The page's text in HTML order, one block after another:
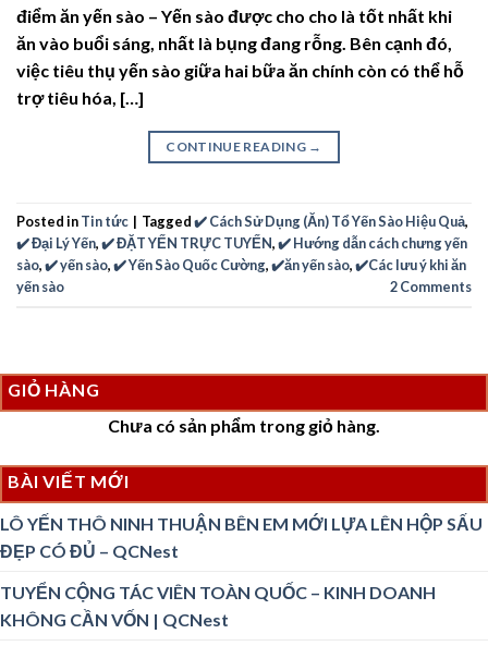
điểm ăn yến sào – Yến sào được cho cho là tốt nhất khi
ăn vào buổi sáng, nhất là bụng đang rỗng. Bên cạnh đó,
việc tiêu thụ yến sào giữa hai bữa ăn chính còn có thể hỗ
trợ tiêu hóa, […]
CONTINUE READING →
Posted inTin tức | Tagged✔️ Cách Sử Dụng (Ăn) Tổ Yến Sào Hiệu Quả,
✔️ Đại Lý Yến,✔️ ĐẶT YẾN TRỰC TUYẾN,✔️ Hướng dẫn cách chưng yến
sào,✔️ yến sào,✔️ Yến Sào Quốc Cường,✔️ăn yến sào,✔️Các lưu ý khi ăn
yến sào
2Comments
GIỎ HÀNG
Chưa có sản phẩm trong giỏ hàng.
BÀI VIẾT MỚI
LÔ YẾN THÔ NINH THUẬN BÊN EM MỚI LỰA LÊN HỘP SẤU
ĐẸP CÓ ĐỦ – QCNest
TUYỂN CỘNG TÁC VIÊN TOÀN QUỐC – KINH DOANH
KHÔNG CẦN VỐN | QCNest